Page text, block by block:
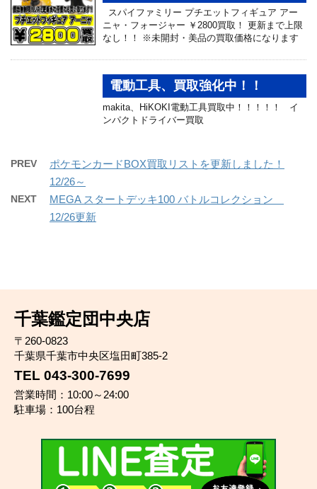
スパイファミリー プチエットフィギュア アー
ニャ・フォージャー ￥2800買取！ 更新まで上限
なし！！ ※未開封・美品の買取価格になります
電動工具、買取強化中！！
makita、HiKOKI電動工具買取中！！！！！ イ
ンパクトドライバー買取
PREV
ポケモンカードBOX買取リストを更新しました！
12/26～
NEXT
MEGA スタートデッキ100 バトルコレクション
12/26更新
千葉鑑定団中央店
〒260-0823
千葉県千葉市中央区塩田町385-2
TEL 043-300-7699
営業時間：10:00～24:00
駐車場：100台程